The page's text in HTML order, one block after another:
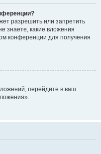
разрешить или запретить
знаете, какие вложения
конференции для получения
перейдите в ваш